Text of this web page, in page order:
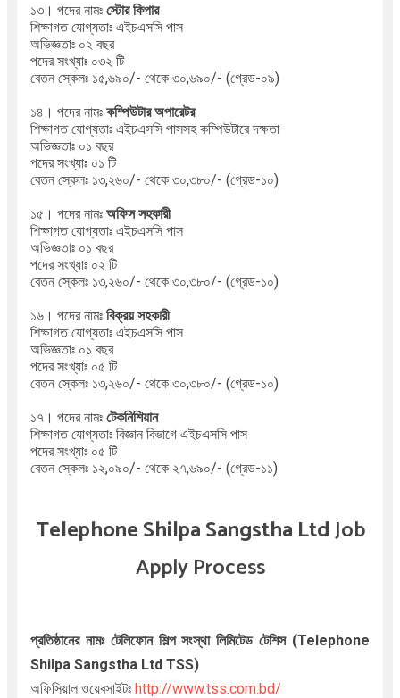
১৩। পদের নামঃ স্টোর কিপার
শিক্ষাগত যোগ্যতাঃ এইচএসসি পাস
অভিজ্ঞতাঃ ০২ বছর
পদের সংখ্যাঃ ০৩২ টি
বেতন স্কেলঃ ১৫,৬৯০/- থেকে ৩০,৬৯০/- (গ্রেড-০৯)
১৪। পদের নামঃ কম্পিউটার অপারেটর
শিক্ষাগত যোগ্যতাঃ এইচএসসি পাসসহ কম্পিউটারে দক্ষতা
অভিজ্ঞতাঃ ০১ বছর
পদের সংখ্যাঃ ০১ টি
বেতন স্কেলঃ ১৩,২৬০/- থেকে ৩০,৩৮০/- (গ্রেড-১০)
১৫। পদের নামঃ অফিস সহকারী
শিক্ষাগত যোগ্যতাঃ এইচএসসি পাস
অভিজ্ঞতাঃ ০১ বছর
পদের সংখ্যাঃ ০২ টি
বেতন স্কেলঃ ১৩,২৬০/- থেকে ৩০,৩৮০/- (গ্রেড-১০)
১৬। পদের নামঃ বিক্রয় সহকারী
শিক্ষাগত যোগ্যতাঃ এইচএসসি পাস
অভিজ্ঞতাঃ ০১ বছর
পদের সংখ্যাঃ ০৫ টি
বেতন স্কেলঃ ১৩,২৬০/- থেকে ৩০,৩৮০/- (গ্রেড-১০)
১৭। পদের নামঃ টেকনিশিয়ান
শিক্ষাগত যোগ্যতাঃ বিজ্ঞান বিভাগে এইচএসসি পাস
পদের সংখ্যাঃ ০৫ টি
বেতন স্কেলঃ ১২,০৯০/- থেকে ২৭,৬৯০/- (গ্রেড-১১)
Telephone Shilpa Sangstha LtdJob
Apply Process
প্রতিষ্ঠানের নামঃ টেলিফোন শিল্প সংস্থা লিমিটেড টেশিস(Telephone
Shilpa Sangstha Ltd TSS)
অফিসিয়াল ওয়েবসাইটঃ http://www.tss.com.bd/